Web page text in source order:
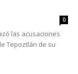
0
las acusaciones
Tepoztlán de su